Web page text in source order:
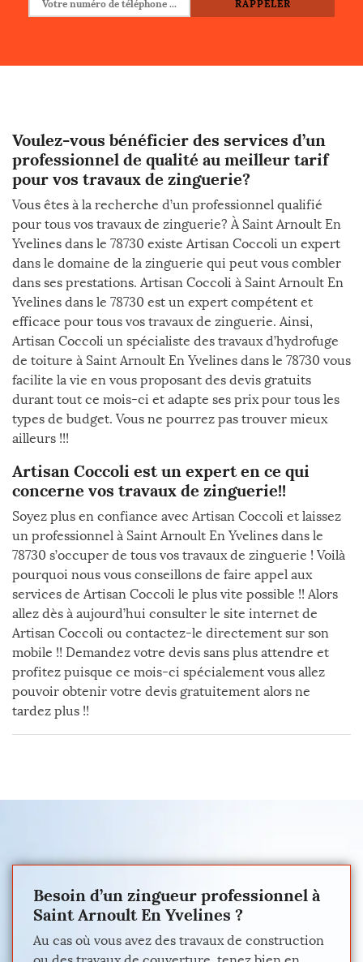
Voulez-vous bénéficier des services d’un
professionnel de qualité au meilleur tarif
pour vos travaux de zinguerie?
Vous êtes à la recherche d’un professionnel qualifié
pour tous vos travaux de zinguerie? À Saint Arnoult En
Yvelines dans le 78730 existe Artisan Coccoli un expert
dans le domaine de la zinguerie qui peut vous combler
dans ses prestations. Artisan Coccoli à Saint Arnoult En
Yvelines dans le 78730 est un expert compétent et
efficace pour tous vos travaux de zinguerie. Ainsi,
Artisan Coccoli un spécialiste des travaux d’hydrofuge
de toiture à Saint Arnoult En Yvelines dans le 78730 vous
facilite la vie en vous proposant des devis gratuits
durant tout ce mois-ci et adapte ses prix pour tous les
types de budget. Vous ne pourrez pas trouver mieux
ailleurs !!!
Artisan Coccoli est un expert en ce qui
concerne vos travaux de zinguerie!!
Soyez plus en confiance avec Artisan Coccoli et laissez
un professionnel à Saint Arnoult En Yvelines dans le
78730 s’occuper de tous vos travaux de zinguerie ! Voilà
pourquoi nous vous conseillons de faire appel aux
services de Artisan Coccoli le plus vite possible !! Alors
allez dès à aujourd’hui consulter le site internet de
Artisan Coccoli ou contactez-le directement sur son
mobile !! Demandez votre devis sans plus attendre et
profitez puisque ce mois-ci spécialement vous allez
pouvoir obtenir votre devis gratuitement alors ne
tardez plus !!
Besoin d’un zingueur professionnel à
Saint Arnoult En Yvelines ?
Au cas où vous avez des travaux de construction